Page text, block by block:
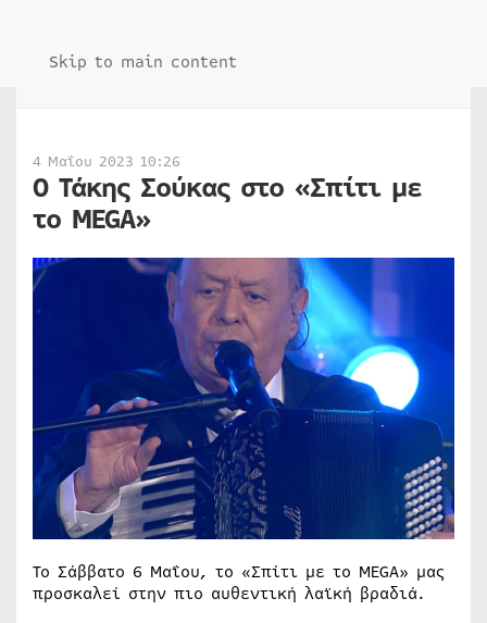
Skip to main content
4 Μαΐου 2023 10:26
Ο Τάκης Σούκας στο «Σπίτι με
το MEGA»
Το Σάββατο 6 Μαΐου, το «Σπίτι με το MEGA» μας
προσκαλεί στην πιο αυθεντική λαϊκή βραδιά.